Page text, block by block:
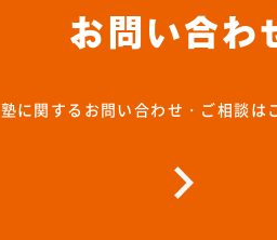
お問い合わ
塾に関するお問い合わせ・ご相談は